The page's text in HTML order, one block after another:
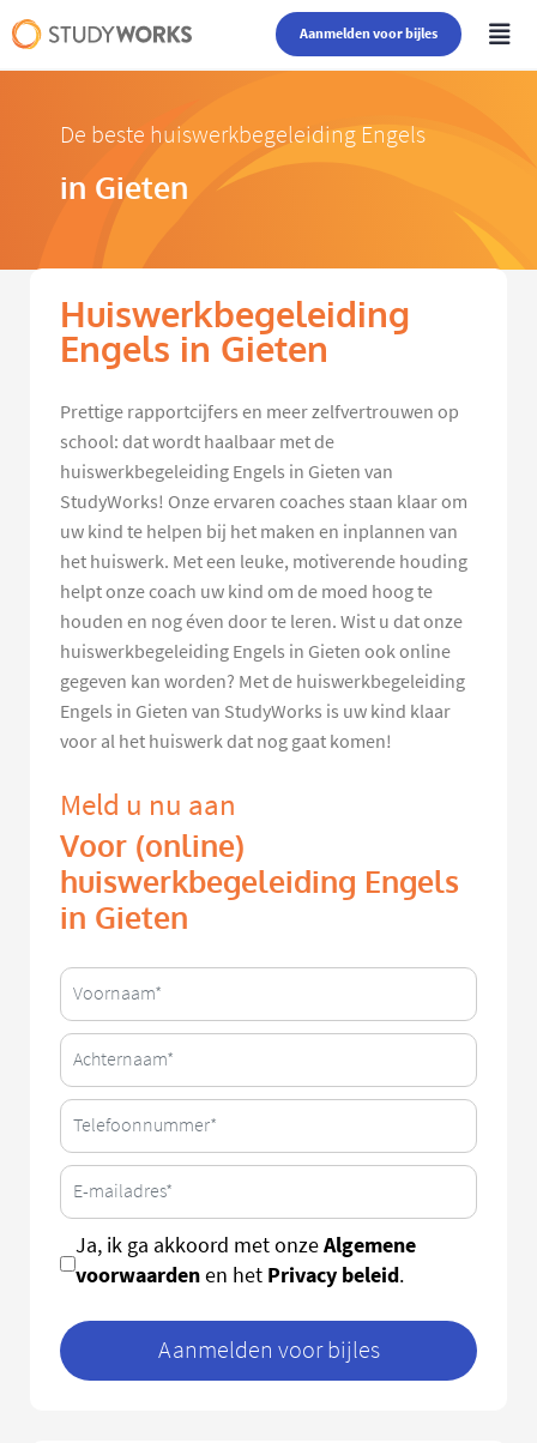
Aanmelden voor bijles
De beste huiswerkbegeleiding Engels
in Gieten
Huiswerkbegeleiding
Engels in Gieten
Prettige rapportcijfers en meer zelfvertrouwen op
school: dat wordt haalbaar met de
huiswerkbegeleiding Engels in Gieten van
StudyWorks! Onze ervaren coaches staan klaar om
uw kind te helpen bij het maken en inplannen van
het huiswerk. Met een leuke, motiverende houding
helpt onze coach uw kind om de moed hoog te
houden en nog éven door te leren. Wist u dat onze
huiswerkbegeleiding Engels in Gieten ook online
gegeven kan worden? Met de huiswerkbegeleiding
Engels in Gieten van StudyWorks is uw kind klaar
voor al het huiswerk dat nog gaat komen!
Meld u nu aan
Voor (online)
huiswerkbegeleiding Engels
in Gieten
Ja, ik ga akkoord met onzeAlgemene
voorwaardenen het Privacy beleid.
Aanmelden voor bijles